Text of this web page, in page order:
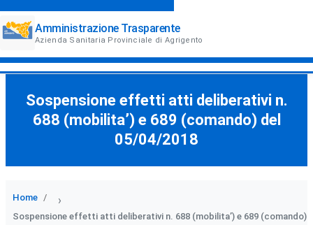
Amministrazione Trasparente
Azienda Sanitaria Provinciale di Agrigento
Sospensione effetti atti deliberativi n.
688 (mobilita’) e 689 (comando) del
05/04/2018
Home ›
Sospensione effetti atti deliberativi n. 688 (mobilita’) e 689 (comando)